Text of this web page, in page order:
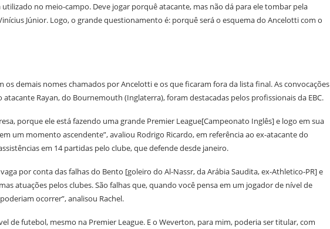
no meio-campo. Deve jogar porquê atacante, mas não dá para ele tombar pela
Júnior. Logo, o grande questionamento é: porquê será o esquema do Ancelotti com o
demais nomes chamados por Ancelotti e os que ficaram fora da lista final. As convocações
Rayan, do Bournemouth (Inglaterra), foram destacadas pelos profissionais da EBC.
porque ele está fazendo uma grande Premier League[Campeonato Inglês] e logo em sua
um momento ascendente”, avaliou Rodrigo Ricardo, em referência ao ex-atacante do
em 14 partidas pelo clube, que defende desde janeiro.
por conta das falhas do Bento [goleiro do Al-Nassr, da Arábia Saudita, ex-Athletico-PR] e
atuações pelos clubes. São falhas que, quando você pensa em um jogador de nível de
ocorrer”, analisou Rachel.
de futebol, mesmo na Premier League. E o Weverton, para mim, poderia ser titular, com